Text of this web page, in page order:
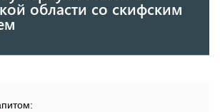
области со скифским